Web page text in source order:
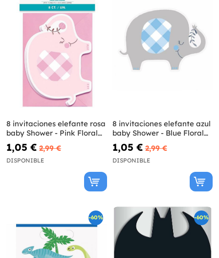
8 invitaciones elefante rosa
baby Shower - Pink Floral
Elephant
1,05 € 2,99 €
DISPONIBLE
8 invitaciones elefante azul
baby Shower - Blue Floral
Elephant
1,05 € 2,99 €
DISPONIBLE
-60% -60%